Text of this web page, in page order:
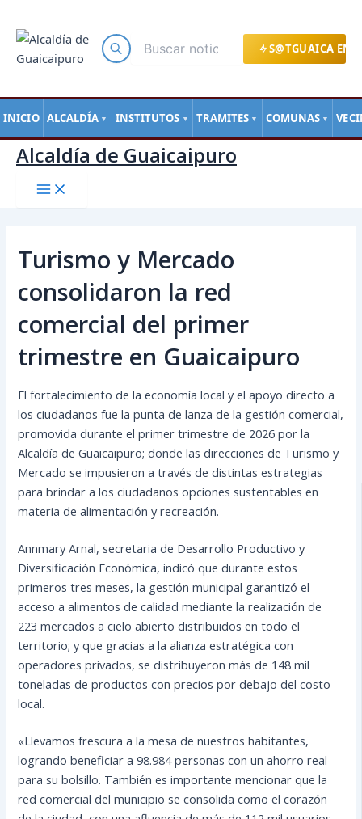
S@TGUAICA EN
INICIO ALCALDÍA ▼ INSTITUTOS ▼ TRAMITES ▼ COMUNAS ▼
contenido
Alcaldía de Guaicaipuro
Turismo y Mercado
consolidaron la red
comercial del primer
trimestre en Guaicaipuro
El fortalecimiento de la economía local y el apoyo directo a
los ciudadanos fue la punta de lanza de la gestión comercial,
promovida durante el primer trimestre de 2026 por la
Alcaldía de Guaicaipuro; donde las direcciones de Turismo y
Mercado se impusieron a través de distintas estrategias
para brindar a los ciudadanos opciones sustentables en
materia de alimentación y recreación.
Annmary Arnal, secretaria de Desarrollo Productivo y
Diversificación Económica, indicó que durante estos
primeros tres meses, la gestión municipal garantizó el
acceso a alimentos de calidad mediante la realización de
223 mercados a cielo abierto distribuidos en todo el
territorio; y que gracias a la alianza estratégica con
operadores privados, se distribuyeron más de 148 mil
toneladas de productos con precios por debajo del costo
local.
«Llevamos frescura a la mesa de nuestros habitantes,
logrando beneficiar a 98.984 personas con un ahorro real
para su bolsillo. También es importante mencionar que la
red comercial del municipio se consolida como el corazón
de
entradas